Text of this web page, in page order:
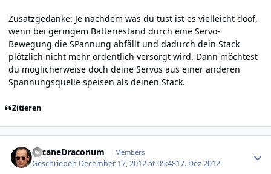
Zusatzgedanke: Je nachdem was du tust ist es vielleicht doof,
wenn bei geringem Batteriestand durch eine Servo-
Bewegung die SPannung abfällt und dadurch dein Stack
plötzlich nicht mehr ordentlich versorgt wird. Dann möchtest
du möglicherweise doch deine Servos aus einer anderen
Spannungsquelle speisen als deinen Stack.
Zitieren
ArcaneDraconum Members
Geschrieben December 17, 2012 at 05:4817. Dez 2012